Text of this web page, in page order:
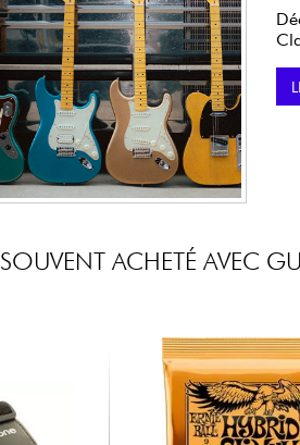
SOUVENT ACHETÉ AVEC